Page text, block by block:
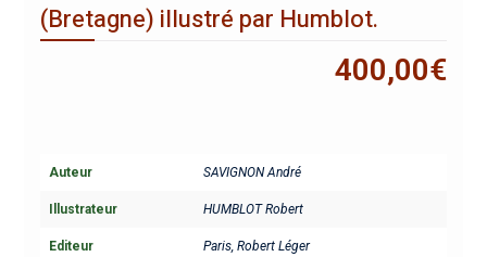
(Bretagne) illustré par Humblot.
400,00€
Auteur SAVIGNON André
Illustrateur HUMBLOT Robert
Editeur Paris, Robert Léger